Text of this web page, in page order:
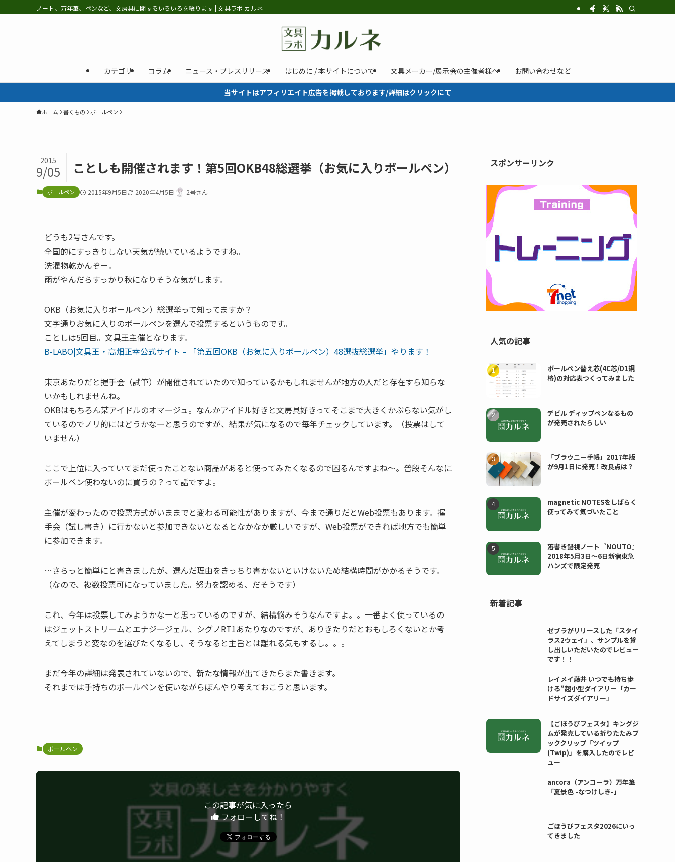
ノート、万年筆、ペンなど、文房具に関するいろいろを綴ります | 文具ラボ カルネ
カテゴリ コラム ニュース・プレスリリース はじめに / 本サイトについて 文具メーカー/展示会の主催者様へ お問い合わせなど
当サイトはアフィリエイト広告を掲載しております/詳細はクリックにて
ホーム 書くもの ボールペン
ことしも開催されます！第5回OKB48総選挙（お気に入りボールペン）
2015
9/05
ボールペン 2015年9月5日 2020年4月5日 2号さん
どうも2号さんです。
全国的にすっきりしない天気が続いているようですね。
洗濯物乾かんぞー。
雨がやんだらすっかり秋になりそうな気がします。
OKB（お気に入りボールペン）総選挙って知ってますか？
文字通りお気に入りのボールペンを選んで投票するというものです。
ことしは5回目。文具王主催となります。
B-LABO|文具王・高畑正幸公式サイト – 「第五回OKB（お気に入りボールペン）48選抜総選挙」やります！
東京あたりだと握手会（試筆）が開催されていたので知っているかもしれませんが地方の人だと存在すら知らな
いかもしれませんね。
OKBはもちろん某アイドルのオマージュ。なんかアイドル好きと文房具好きってそこまで大きくかぶらない気がし
ているのでノリ的にはどうかなーと思うのですが、結果が気になるので毎年チェックしています。（投票はして
いません）
ここで上位に入っていてまだ使ったことない商品があると使ってみたくなるので困るんですよね〜。普段そんなに
ボールペン使わないのに買うの？って話ですよ。
主催が変わったので投票方式がいままでと変わる可能性がありますが、今まで通りだとWeb投票もあります。握
手会（試し書き）に行かないと参加できないとなるとなかなか厳しいですが、Web投票ができれば地方でも簡単
に参加できます。
…さらっと簡単にと書きましたが、選んだ理由をきっちり書かないといけないため結構時間がかかるそうです。
（なので、複数投票可になっていました。努力を認める、だそうです）
これ、今年は投票してみようかなーと思っているのですが、結構悩みそうなんですよ。。一番よく使っているの
はジェットストリームとエナジージェル、シグノRT1あたりなのですが、ありきたりだとおもしろくないとか考
えてしまうと変なのを選びたくなるし、そうなると主旨とは離れる気もするし。。。
まだ今年の詳細は発表されていないので、新たな情報が出てきたらまた書きます。
それまでは手持ちのボールペンを使いながらぼんやり考えておこうと思います。
ボールペン
この記事が気に入ったら
フォローしてね！
スポンサーリンク
人気の記事
ボールペン替え芯(4C芯/D1規
格)の対応表つくってみました
デビル ディップペンなるもの
が発売されたらしい
「ブラウニー手帳」2017年版
が9月1日に発売！改良点は？
magnetic NOTESをしばらく
使ってみて気づいたこと
落書き錯視ノート『NOUTO』
2018年5月3日〜6日新宿東急
ハンズで限定発売
新着記事
ゼブラがリリースした「スタイ
ラス2ウェイ」、サンプルを貸
し出しいただいたのでレビュー
です！！
レイメイ藤井 いつでも持ち歩
ける”超小型ダイアリー「カー
ドサイズダイアリー」
【ごほうびフェスタ】キングジ
ムが発売している折りたたみブ
ッククリップ「ツイップ
(Twip)」を購入したのでレビ
ュー
ancora（アンコーラ）万年筆
「夏景色 -なつけしき-」
ごほうびフェスタ2026にいっ
てきました